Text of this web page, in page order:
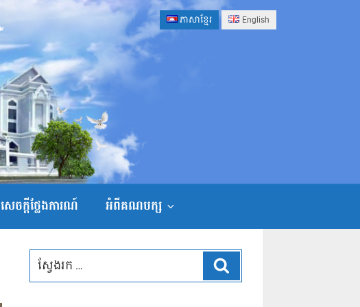
ភាសាខ្មែរ English
សេចក្ដីថ្លែងការណ៍ អំពីគណបក្ស